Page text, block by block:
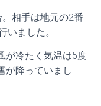
相手は地元の2番
いました。
が冷たく気温は5度
が降っていまし